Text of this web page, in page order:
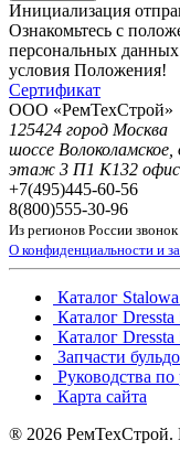
Инициализация
Ознакомьтесь с
персональных
условия Положения!
Сертификат
ООО «РемТехСтрой»
125424 город Москва
шоссе Волоколамское,
этаж 3 П1 К132 офис
+7(495)445-60-56
8(800)555-30-96
Из регионов России
О конфиденциальности и
Каталог
Каталог Dressta
Каталог Dressta
Запчасти
Руководства
Карта сайта
® 2026 РемТехСтрой.